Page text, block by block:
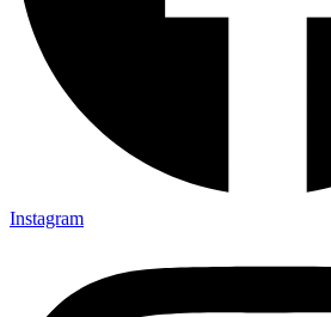
Instagram